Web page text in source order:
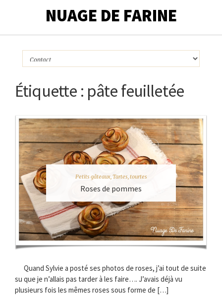
NUAGE DE FARINE
Étiquette : pâte feuilletée
Petits gâteaux, Tartes, tourtes
Roses de pommes
Quand Sylvie a posté ses photos de roses, j’ai tout de suite
su que je n’allais pas tarder à les faire…. J’avais déjà vu
plusieurs fois les mêmes roses sous forme de […]